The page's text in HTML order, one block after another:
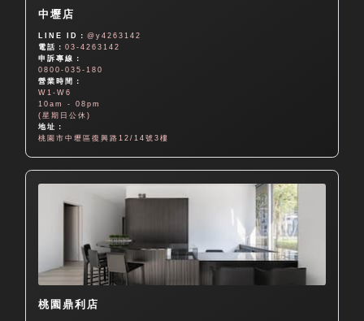
中壢店
LINE ID：@y4263142
電話：03-4263142
申訴專線：
0800-035-180
營業時間：
W1-W6
10am - 08pm
(星期日公休)
地址：
桃園市中壢區復興路12/14號3樓
桃園鼎利店